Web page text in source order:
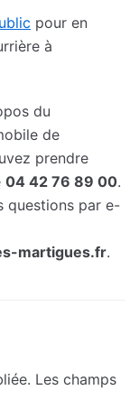
pour en
à
du
de
prendre
04 42 76 89 00.
questions par e-
martigues.fr.
Les champs